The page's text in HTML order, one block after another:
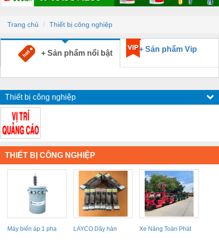
Trang chủ Thiết bị công nghiệp
+ Sản phẩm nổi bật + Sản phẩm Vip
Thiết bị công nghiệp
THIẾT BỊ CÔNG NGHIỆP
Máy biến áp 1 pha
LAYCO Dây hàn
Xe Nâng Toàn Phát